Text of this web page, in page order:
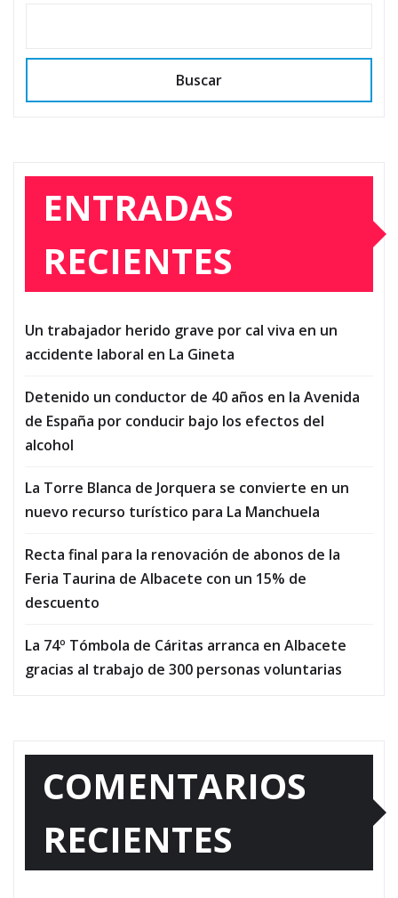
Buscar
ENTRADAS
RECIENTES
Un trabajador herido grave por cal viva en un
accidente laboral en La Gineta
Detenido un conductor de 40 años en la Avenida
de España por conducir bajo los efectos del
alcohol
La Torre Blanca de Jorquera se convierte en un
nuevo recurso turístico para La Manchuela
Recta final para la renovación de abonos de la
Feria Taurina de Albacete con un 15% de
descuento
La 74º Tómbola de Cáritas arranca en Albacete
gracias al trabajo de 300 personas voluntarias
COMENTARIOS
RECIENTES